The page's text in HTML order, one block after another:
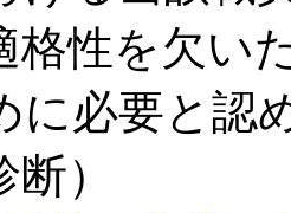
格性を欠い
に必要と認
）